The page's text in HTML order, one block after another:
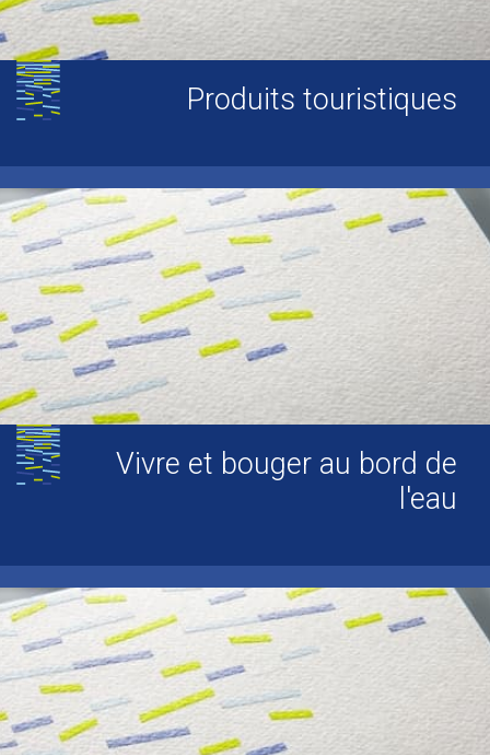
Produits touristiques
Vivre et bouger au bord de
l'eau